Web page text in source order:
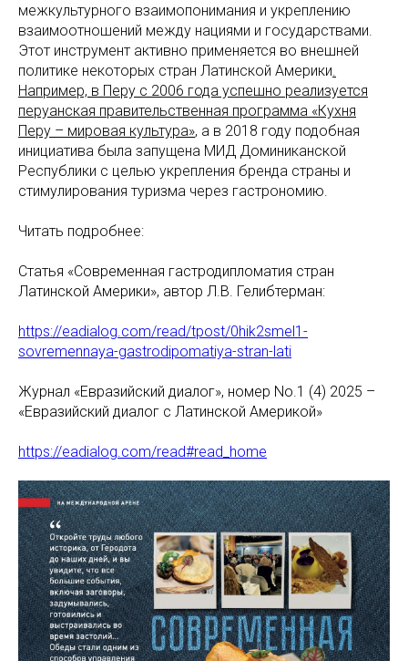
межкультурного взаимопонимания и укреплению
взаимоотношений между нациями и государствами.
Этот инструмент активно применяется во внешней
политике некоторых стран Латинской Америки
Например, в Перу с 2006 года успешно реализуется
перуанская правительственная программа «Кухня
Перу – мировая культура», а в 2018 году подобная
инициатива была запущена МИД Доминиканской
Республики с целью укрепления бренда страны и
стимулирования туризма через гастрономию.
Читать подробнее:
Статья «Современная гастродипломатия стран
Латинской Америки», автор Л.В. Гелибтерман:
https://eadialog.com/read/tpost/0hik2smel1-
sovremennaya-gastrodipomatiya-stran-lati
Журнал «Евразийский диалог», номер No.1 (4) 2025 –
«Евразийский диалог с Латинской Америкой»
https://eadialog.com/read#read_home